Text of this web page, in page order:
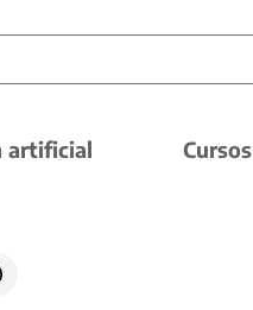
artificial Cursos